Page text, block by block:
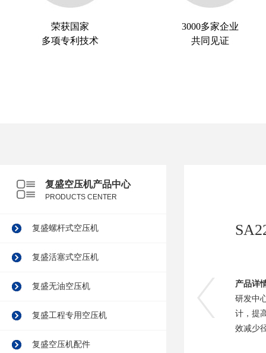
荣获国家
多项专利技术
3000多家企业
共同见证
复盛空压机产品中心
PRODUCTS CENTER
复盛螺杆式空压机
复盛活塞式空压机
复盛无油空压机
复盛工程专用空压机
复盛空压机配件
产品详
研发中
计，提
效减少